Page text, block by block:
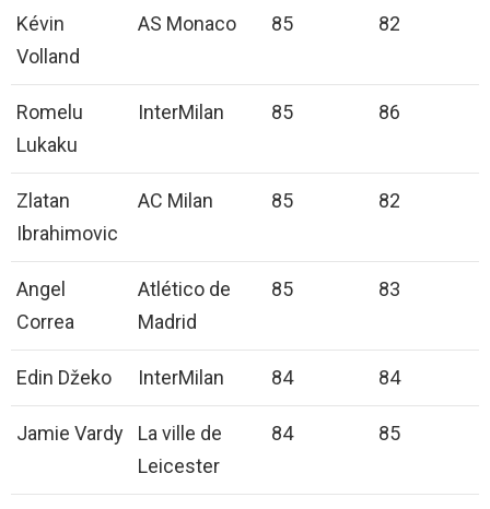
Kévin
Volland
AS Monaco 85 82
Romelu
Lukaku
InterMilan 85 86
Zlatan
Ibrahimovic
AC Milan 85 82
Angel
Correa
Atlético de
Madrid
85 83
Edin Džeko InterMilan 84 84
Jamie Vardy
La ville de
Leicester
84 85